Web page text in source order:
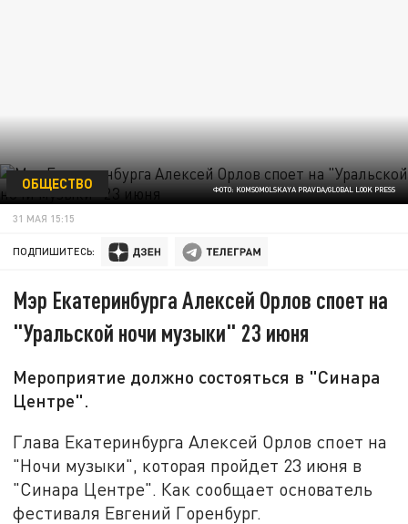
ФОТО: KOMSOMOLSKAYA PRAVDA/GLOBAL LOOK PRESS
ОБЩЕСТВО
31 МАЯ 15:15
ПОДПИШИТЕСЬ:
Мэр Екатеринбурга Алексей Орлов споет на
"Уральской ночи музыки" 23 июня
Мероприятие должно состояться в "Синара
Центре".
Глава Екатеринбурга Алексей Орлов споет на
"Ночи музыки", которая пройдет 23 июня в
"Синара Центре". Как сообщает основатель
фестиваля Евгений Горенбург.